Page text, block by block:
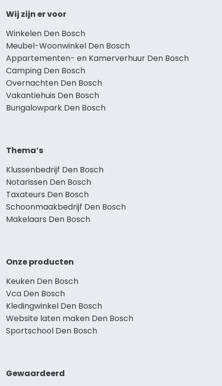
Wij zijn er voor
Winkelen Den Bosch
Meubel-Woonwinkel Den Bosch
Appartementen- en Kamerverhuur Den Bosch
Camping Den Bosch
Overnachten Den Bosch
Vakantiehuis Den Bosch
Bungalowpark Den Bosch
Thema’s
Klussenbedrijf Den Bosch
Notarissen Den Bosch
Taxateurs Den Bosch
Schoonmaakbedrijf Den Bosch
Makelaars Den Bosch
Onze producten
Keuken Den Bosch
Vca Den Bosch
Kledingwinkel Den Bosch
Website laten maken Den Bosch
Sportschool Den Bosch
Gewaardeerd